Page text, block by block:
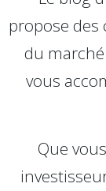
propose des
du
vous
Que